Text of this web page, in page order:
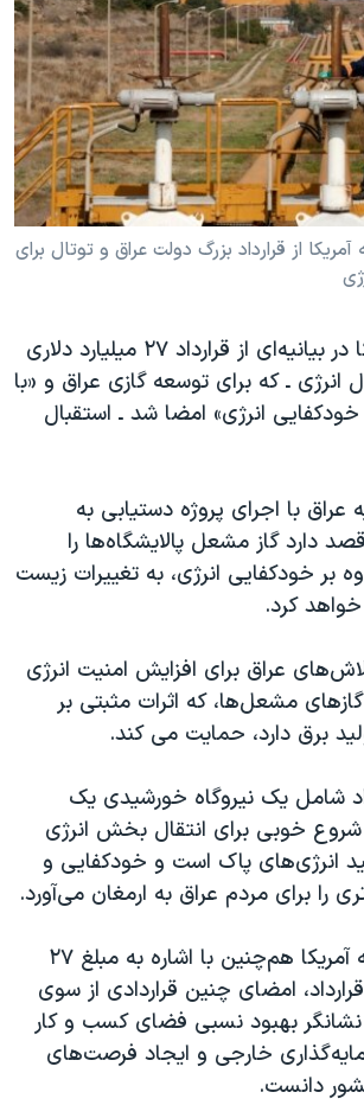
آمریکا ۲۰۲۴
به اسرائیل
کادر رهبری ایران
جایزه نوبل صلح
آمریکا «سی‌پک»
به چین
از قرارداد بزرگ دولت عراق و توتال برای
وزارت‌ خارجه آمریکا در بیانیه‌ای از قرارداد ۲۷ میلیارد دلاری
انرژی ـ که برای توسعه گازی عراق و «با
انرژی» امضا شد ـ استقبال
عراق با اجرای پروژه دستیابی به
دارد گاز مشعل پالایشگاه‌ها را
بر خودکفایی انرژی، به تغییرات زیست
کرد.
عراق برای افزایش امنیت انرژی
مشعل‌ها، که اثرات مثبتی بر
برق دارد، حمایت می کند.
شامل یک نیروگاه خورشیدی یک
خوبی برای انتقال بخش انرژی
انرژی‌های پاک است و خودکفایی و
را برای مردم عراق به ارمغان می‌آورد.
بیانیه وزارت‌ خارجه آمریکا هم‌چنین با اشاره به مبلغ ۲۷
امضای چنین قراردادی از سوی
نشانگر بهبود نسبی فضای کسب و کار
خارجی و ایجاد فرصت‌های
دانست.